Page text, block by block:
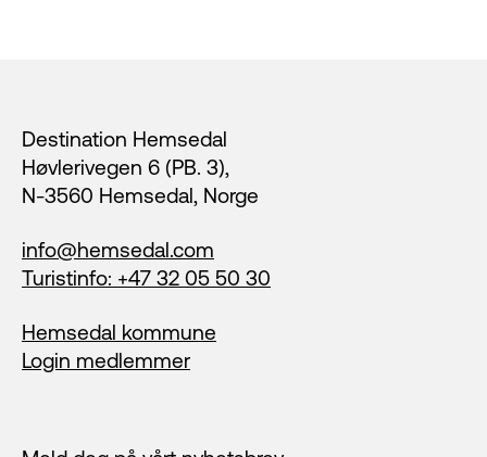
Destination Hemsedal
Høvlerivegen 6 (PB. 3),
N-3560 Hemsedal, Norge
info@hemsedal.com
Turistinfo: +47 32 05 50 30
Hemsedal kommune
Login medlemmer